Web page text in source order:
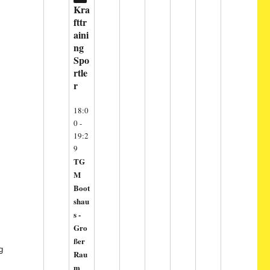
Kra
fttr
aini
ng
Spo
rtle
r
18:0
0-
19:2
9
TG
M
Boot
shau
s -
Gro
ßer
Rau
m